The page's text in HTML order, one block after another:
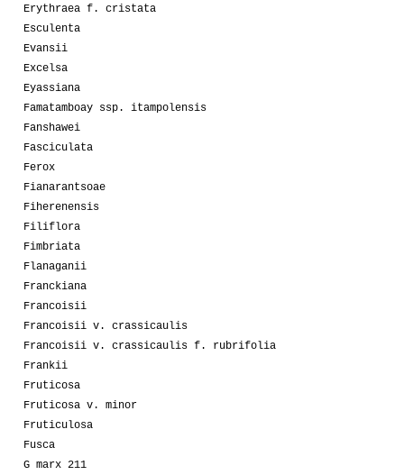
Erythraea f. cristata
Esculenta
Evansii
Excelsa
Eyassiana
Famatamboay ssp. itampolensis
Fanshawei
Fasciculata
Ferox
Fianarantsoae
Fiherenensis
Filiflora
Fimbriata
Flanaganii
Franckiana
Francoisii
Francoisii v. crassicaulis
Francoisii v. crassicaulis f. rubrifolia
Frankii
Fruticosa
Fruticosa v. minor
Fruticulosa
Fusca
G marx 211